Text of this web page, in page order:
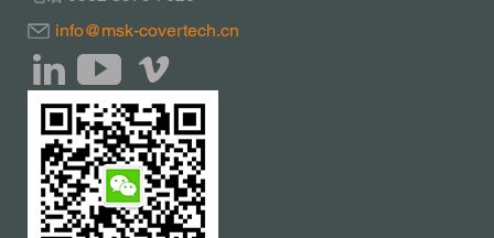
info@msk-covertech.cn